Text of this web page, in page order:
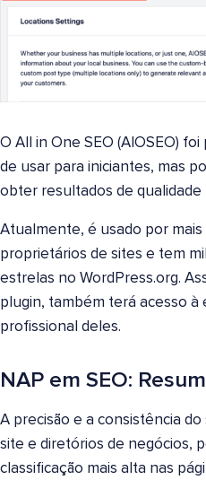
O All in One SEO (AIOSEO)
de usar para iniciantes, mas
obter resultados de qualidade
Atualmente, é usado por mais
proprietários de sites e tem
estrelas no WordPress.org.
plugin, também terá acesso à
profissional deles.
NAP em SEO:
A precisão e a consistência
site e diretórios de negócios,
classificação mais alta nas